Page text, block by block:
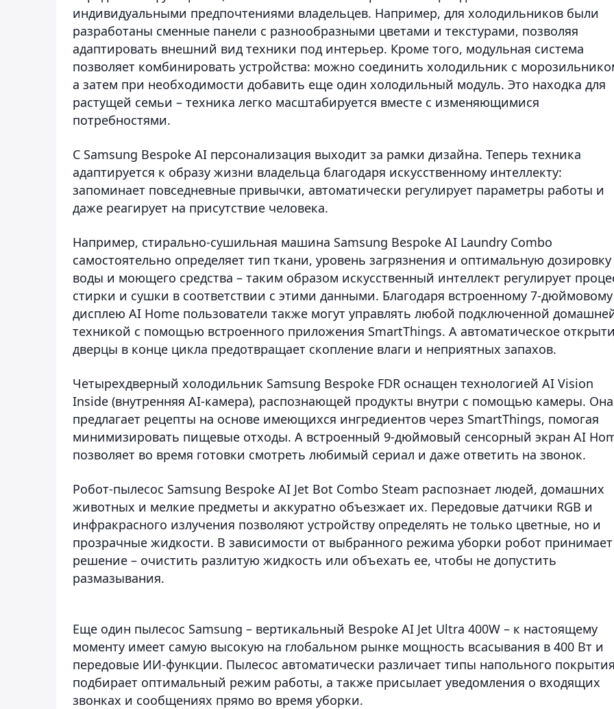
индивидуальными предпочтениями владельцев. Например, для холодильников были
разработаны сменные панели с разнообразными цветами и текстурами, позволяя
адаптировать внешний вид техники под интерьер. Кроме того, модульная система
позволяет комбинировать устройства: можно соединить холодильник с
а затем при необходимости добавить еще один холодильный модуль. Это находка для
растущей семьи – техника легко масштабируется вместе с изменяющимися
потребностями.
С Samsung Bespoke AI персонализация выходит за рамки дизайна. Теперь техника
адаптируется к образу жизни владельца благодаря искусственному интеллекту:
запоминает повседневные привычки, автоматически регулирует параметры работы и
даже реагирует на присутствие человека.
Например, стирально-сушильная машина Samsung Bespoke AI Laundry Combo
самостоятельно определяет тип ткани, уровень загрязнения и оптимальную дозировку
воды и моющего средства – таким образом искусственный интеллект регулирует
стирки и сушки в соответствии с этими данными. Благодаря встроенному 7-дюймовому
дисплею AI Home пользователи также могут управлять любой подключенной
техникой с помощью встроенного приложения SmartThings. А автоматическое
дверцы в конце цикла предотвращает скопление влаги и неприятных запахов.
Четырехдверный холодильник Samsung Bespoke FDR оснащен технологией AI Vision
Inside (внутренняя AI-камера), распознающей продукты внутри c помощью камеры. Она
предлагает рецепты на основе имеющихся ингредиентов через SmartThings, помогая
минимизировать пищевые отходы. А встроенный 9-дюймовый сенсорный экран AI
позволяет во время готовки смотреть любимый сериал и даже ответить на звонок.
Робот-пылесос Samsung Bespoke AI Jet Bot Combo Steam распознает людей, домашних
животных и мелкие предметы и аккуратно объезжает их. Передовые датчики RGB и
инфракрасного излучения позволяют устройству определять не только цветные, но и
прозрачные жидкости. В зависимости от выбранного режима уборки робот принимает
решение – очистить разлитую жидкость или объехать ее, чтобы не допустить
размазывания.
Еще один пылесос Samsung – вертикальный Bespoke AI Jet Ultra 400W – к настоящему
моменту имеет самую высокую на глобальном рынке мощность всасывания в 400 Вт и
передовые ИИ-функции. Пылесос автоматически различает типы напольного
подбирает оптимальный режим работы, а также присылает уведомления о входящих
звонках и сообщениях прямо во время уборки.